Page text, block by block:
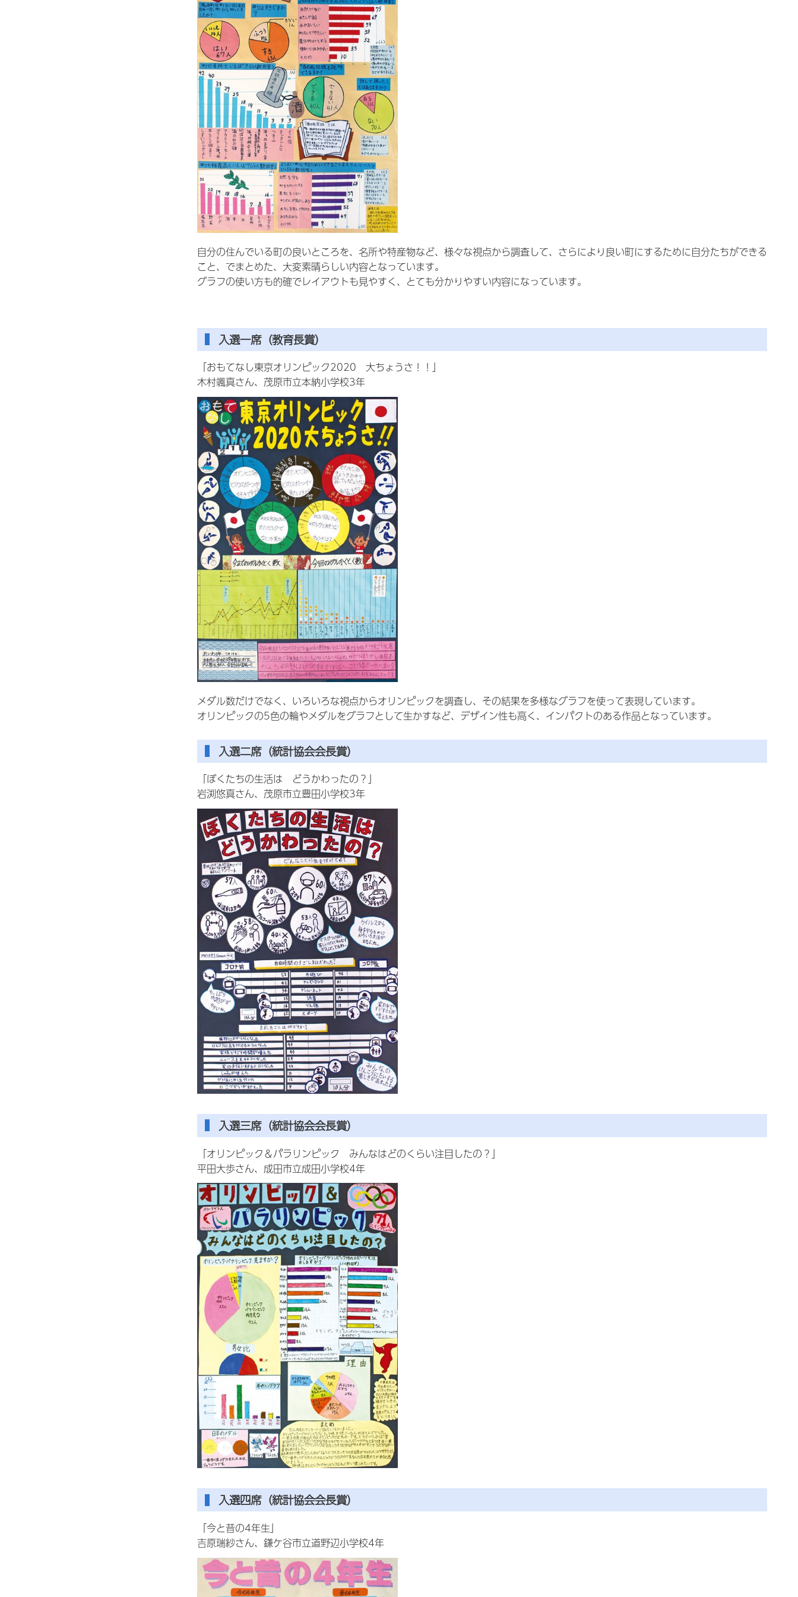
自分の住んでいる町の良いところを、名所や特産物など、様々な視点から調査して、さらにより良い町にするために自分たちができる
こと、でまとめた、大変素晴らしい内容となっています。
グラフの使い方も的確でレイアウトも見やすく、とても分かりやすい内容になっています。
入選一席（教育長賞）
「おもてなし東京オリンピック2020 大ちょうさ！！」
木村颯真さん、茂原市立本納小学校3年
メダル数だけでなく、いろいろな視点からオリンピックを調査し、その結果を多様なグラフを使って表現しています。
オリンピックの5色の輪やメダルをグラフとして生かすなど、デザイン性も高く、インパクトのある作品となっています。
入選二席（統計協会会長賞）
「ぼくたちの生活は どうかわったの？」
岩渕悠真さん、茂原市立豊田小学校3年
入選三席（統計協会会長賞）
「オリンピック＆パラリンピック みんなはどのくらい注目したの？」
平田大歩さん、成田市立成田小学校4年
入選四席（統計協会会長賞）
「今と昔の4年生」
吉原瑞紗さん、鎌ケ谷市立道野辺小学校4年